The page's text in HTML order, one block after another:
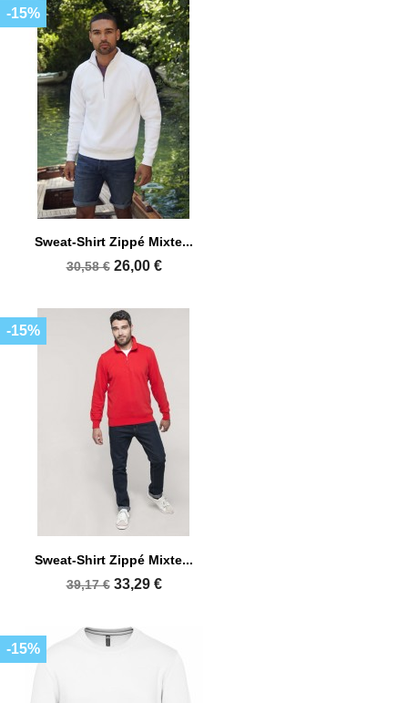
Sweat-Shirt Zippé Mixte...
30,58 € 26,00 €
-15%
Sweat-Shirt Zippé Mixte...
39,17 € 33,29 €
-15%
-15%